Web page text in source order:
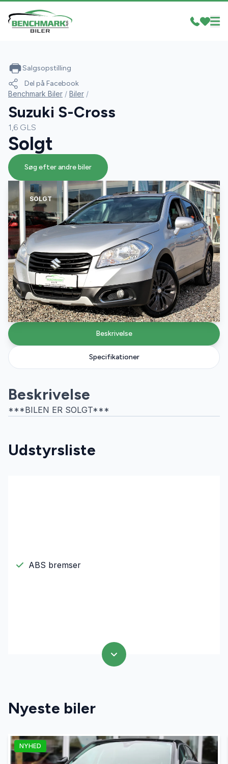
SOLGT
Specifikationer
Beskrivelse
Beskrivelse
***BILEN ER SOLGT***
Udstyrsliste
ABS bremser
Salgsopstilling
Del på Facebook
Benchmark Biler / Biler /
Suzuki S-Cross
1,6 GLS
Solgt
Søg efter andre biler
Nyeste biler
NYHED